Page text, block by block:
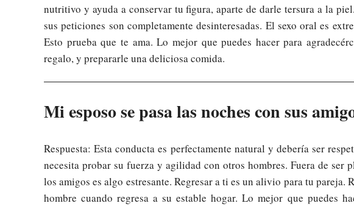
nutritivo y ayuda a conservar tu figura, aparte de darle tersura a la
sus peticiones son completamente desinteresadas. El sexo oral es
Esto prueba que te ama. Lo mejor que puedes hacer para
regalo, y prepararle una deliciosa comida.
Mi esposo se pasa las noches con sus
Respuesta: Esta conducta es perfectamente natural y debería ser
necesita probar su fuerza y agilidad con otros hombres. Fuera de ser
los amigos es algo estresante. Regresar a ti es un alivio para tu pareja.
hombre cuando regresa a su estable hogar. Lo mejor que puedes